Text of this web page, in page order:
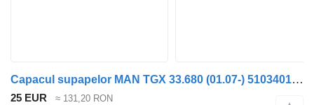
Capacul supapelor MAN TGX 33.680 (01.07-) 51034010251 pentru cap tractor MAN TGL, TGM, TGS, TGX (2005-2021)
25 EUR ≈ 131,20 RON